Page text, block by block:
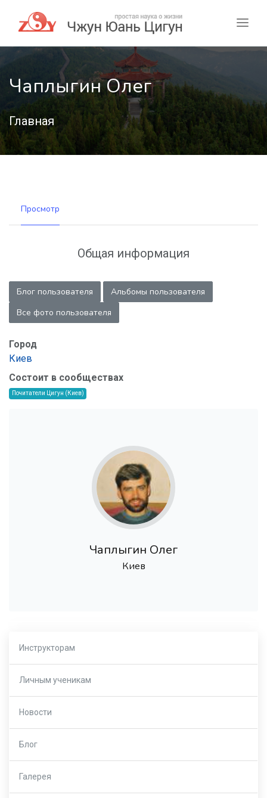
Чаплыгин Олег
Главная
Просмотр
Общая информация
Блог пользователя
Альбомы пользователя
Все фото пользователя
Город
Киев
Состоит в сообществах
Почитатели Цигун (Киев)
Чаплыгин Олег
Киев
Инструкторам
Личным ученикам
Новости
Блог
Галерея